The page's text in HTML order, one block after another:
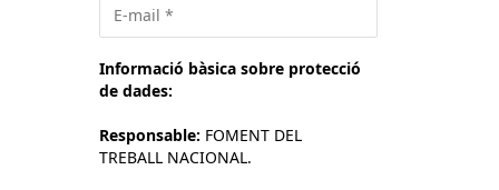
Informació bàsica sobre protecció
de dades:
Responsable: FOMENT DEL
TREBALL NACIONAL.